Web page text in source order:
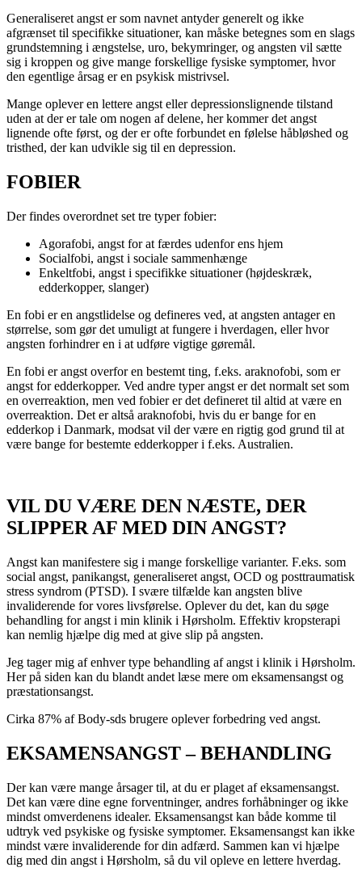
Generaliseret angst er som navnet antyder generelt og ikke
afgrænset til specifikke situationer, kan måske betegnes som en slags
grundstemning i ængstelse, uro, bekymringer, og angsten vil sætte
sig i kroppen og give mange forskellige fysiske symptomer, hvor
den egentlige årsag er en psykisk mistrivsel.
Mange oplever en lettere angst eller depressionslignende tilstand
uden at der er tale om nogen af delene, her kommer det angst
lignende ofte først, og der er ofte forbundet en følelse håbløshed og
tristhed, der kan udvikle sig til en depression.
FOBIER
Der findes overordnet set tre typer fobier:
Agorafobi, angst for at færdes udenfor ens hjem
Socialfobi, angst i sociale sammenhænge
Enkeltfobi, angst i specifikke situationer (højdeskræk,
edderkopper, slanger)
En fobi er en angstlidelse og defineres ved, at angsten antager en
størrelse, som gør det umuligt at fungere i hverdagen, eller hvor
angsten forhindrer en i at udføre vigtige gøremål.
En fobi er angst overfor en bestemt ting, f.eks. araknofobi, som er
angst for edderkopper. Ved andre typer angst er det normalt set som
en overreaktion, men ved fobier er det defineret til altid at være en
overreaktion. Det er altså araknofobi, hvis du er bange for en
edderkop i Danmark, modsat vil der være en rigtig god grund til at
være bange for bestemte edderkopper i f.eks. Australien.
VIL DU VÆRE DEN NÆSTE, DER
SLIPPER AF MED DIN ANGST?
Angst kan manifestere sig i mange forskellige varianter. F.eks. som
social angst, panikangst, generaliseret angst, OCD og posttraumatisk
stress syndrom (PTSD). I svære tilfælde kan angsten blive
invaliderende for vores livsførelse. Oplever du det, kan du søge
behandling for angst i min klinik i Hørsholm. Effektiv kropsterapi
kan nemlig hjælpe dig med at give slip på angsten.
Jeg tager mig af enhver type behandling af angst i klinik i Hørsholm.
Her på siden kan du blandt andet læse mere om eksamensangst og
præstationsangst.
Cirka 87% af Body-sds brugere oplever forbedring ved angst.
EKSAMENSANGST – BEHANDLING
Der kan være mange årsager til, at du er plaget af eksamensangst.
Det kan være dine egne forventninger, andres forhåbninger og ikke
mindst omverdenens idealer. Eksamensangst kan både komme til
udtryk ved psykiske og fysiske symptomer. Eksamensangst kan ikke
mindst være invaliderende for din adfærd. Sammen kan vi hjælpe
dig med din angst i Hørsholm, så du vil opleve en lettere hverdag.